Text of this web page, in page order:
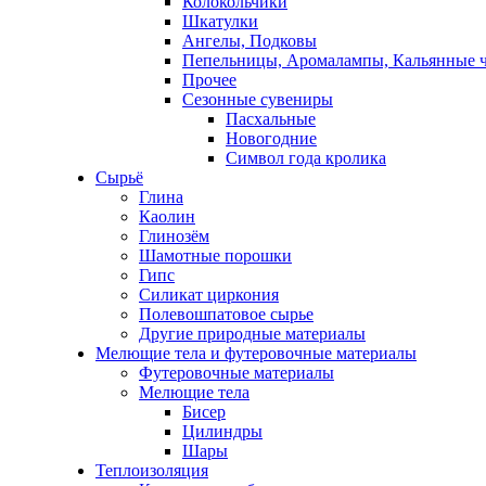
Шкатулки
Ангелы, Подковы
Пепельницы, Аромалампы, Кальянные
Прочее
Сезонные сувениры
Пасхальные
Новогодние
Символ года кролика
Сырьё
Глина
Каолин
Глинозём
Шамотные порошки
Гипс
Силикат циркония
Полевошпатовое сырье
Другие природные материалы
Мелющие тела и футеровочные материалы
Футеровочные материалы
Мелющие тела
Бисер
Цилиндры
Шары
Теплоизоляция